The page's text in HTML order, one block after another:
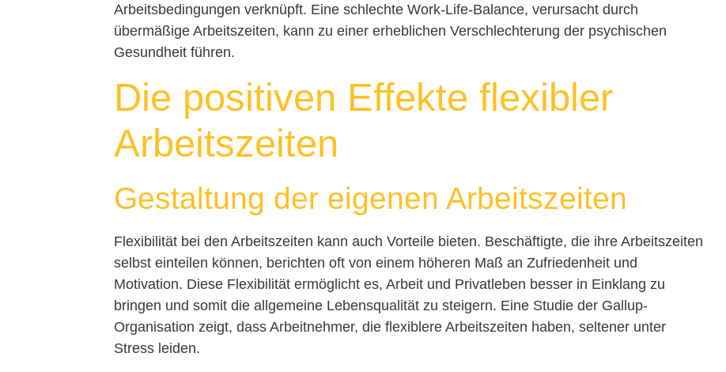
Arbeitsbedingungen verknüpft. Eine schlechte Work-Life-Balance, verursacht durch
übermäßige Arbeitszeiten, kann zu einer erheblichen Verschlechterung der psychischen
Gesundheit führen.
Die positiven Effekte flexibler
Arbeitszeiten
Gestaltung der eigenen Arbeitszeiten
Flexibilität bei den Arbeitszeiten kann auch Vorteile bieten. Beschäftigte, die ihre Arbeitszeiten
selbst einteilen können, berichten oft von einem höheren Maß an Zufriedenheit und
Motivation. Diese Flexibilität ermöglicht es, Arbeit und Privatleben besser in Einklang zu
bringen und somit die allgemeine Lebensqualität zu steigern. Eine Studie der Gallup-
Organisation zeigt, dass Arbeitnehmer, die flexiblere Arbeitszeiten haben, seltener unter
Stress leiden.